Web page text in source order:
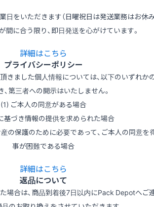
日をいただきます（日曜祝日は発送業務はお休
間に合う限り、即日発送を心がけています。
詳細はこちら
プライバシーポリシー
きました個人情報については、以下のいずれか
、第三者への開示はいたしません。
(1) ご本人の同意がある場合
基づき情報の提供を求められた場合
の保護のために必要であって、ご本人の同意を
事が困難である場合
詳細はこちら
返品について
場合は、商品到着後7日以内にPack Depotへご